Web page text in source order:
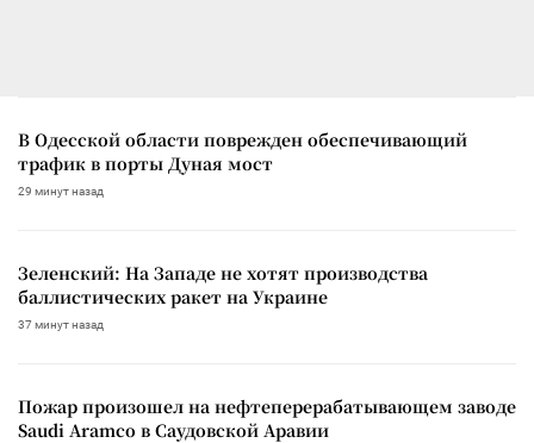
В Одесской области поврежден обеспечивающий
трафик в порты Дуная мост
29 минут назад
Зеленский: На Западе не хотят производства
баллистических ракет на Украине
37 минут назад
Пожар произошел на нефтеперерабатывающем заводе
Saudi Aramco в Саудовской Аравии